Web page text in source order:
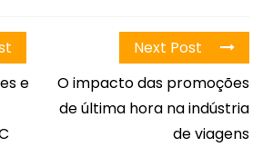
e
Next Post
O impacto das promoções
de última hora na indústria
de viagens